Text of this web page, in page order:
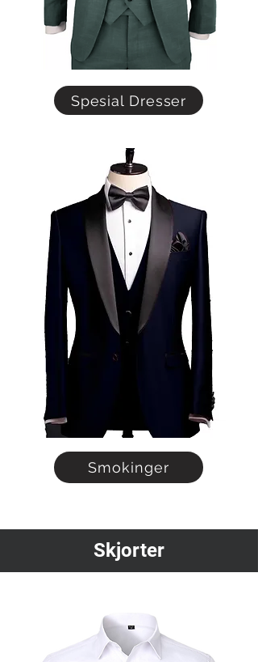
Spesial Dresser
Smokinger
Skjorter